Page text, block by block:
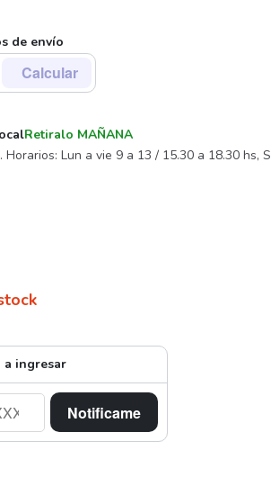
de envío
Calcular
Retiralo MAÑANA
Horarios: Lun a vie 9 a 13 / 15.30 a 18.30 hs,
a ingresar
Notificame